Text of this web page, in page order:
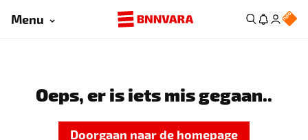
Menu
Oeps, er is iets mis gegaan..
Doorgaan naar de homepage